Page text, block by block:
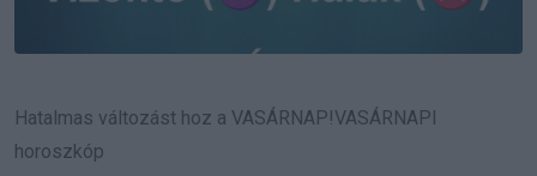
Hatalmas változást hoz a VASÁRNAP!VASÁRNAPI
horoszkóp